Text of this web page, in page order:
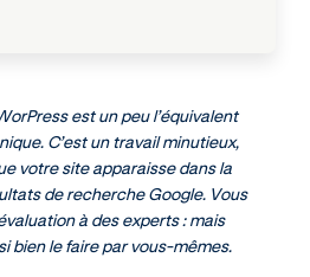
est un peu l’équivalent
C’est un travail minutieux,
votre site apparaisse dans la
de recherche Google. Vous
à des experts : mais
bien le faire par vous-mêmes.